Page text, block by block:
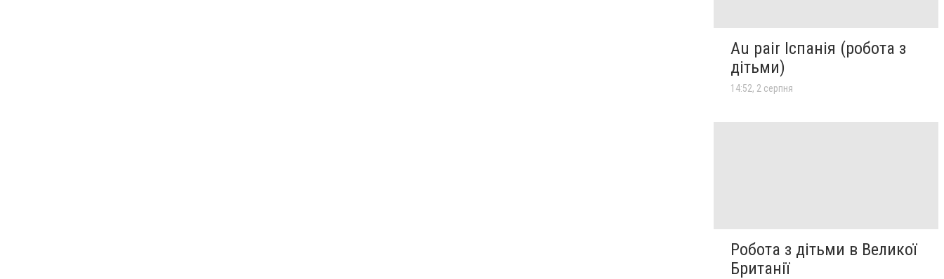
Au pair Іспанія (робота з
дітьми)
14:52, 2 серпня
Робота з дітьми в Великої
Британії